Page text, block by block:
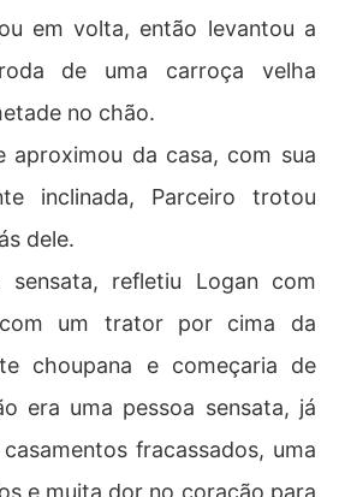
em volta, então levantou a
de uma carroça velha
no chão.
aproximou da casa, com sua
inclinada, Parceiro trotou
dele.
sensata, refletiu Logan com
com um trator por cima da
choupana e começaria de
era uma pessoa sensata, já
fracassados, uma
e muita dor no coração para